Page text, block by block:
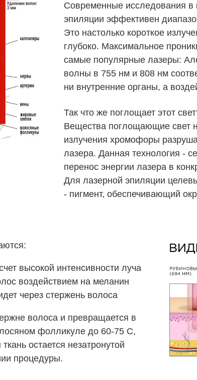
Современные исследования в
эпиляции эффективен
Это настолько короткое
глубоко. Максимальное
самые популярные лазеры:
волны в 755 нм и 808 нм
ни внутренние органы, а
Так что же поглощает этот
Вещества поглощающие свет
излучения хромофоры
лазера. Данная технология -
перенос энергии лазера в
Для лазерной эпиляции
- пигмент, обеспечивающий
высокой интенсивности луча
воздействием на меланин
через стержень волоса
волоса и превращается в
фолликуле до 60-75 С,
остается незатронутой
процедуры.